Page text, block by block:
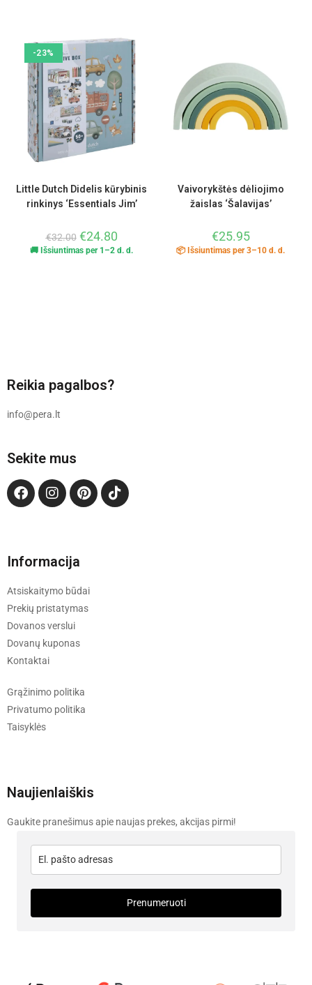
-23%
Little Dutch Didelis kūrybinis
rinkinys ‘Essentials Jim’
€32.00 €24.80
🚚 Išsiuntimas per 1–2 d. d.
Vaivorykštės dėliojimo
žaislas ‘Šalavijas’
€25.95
📦 Išsiuntimas per 3–10 d. d.
Reikia pagalbos?
info@pera.lt
Sekite mus
Informacija
Atsiskaitymo būdai
Prekių pristatymas
Dovanos verslui
Dovanų kuponas
Kontaktai
Grąžinimo politika
Privatumo politika
Taisyklės
Naujienlaiškis
Gaukite pranešimus apie naujas prekes, akcijas pirmi!
Prenumeruoti